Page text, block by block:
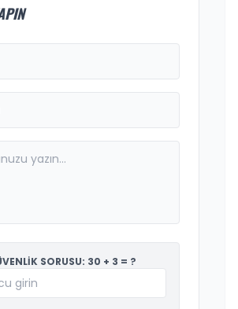
SORUSU: 30 + 3 = ?